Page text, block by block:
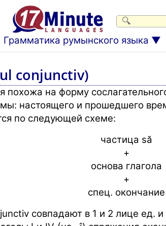
Грамматика румынского языка
conjunctiv)
похожа на форму
настоящего и прошедшего
по следующей схеме:
частица să
+
основа глагола
+
спец. окончание
совпадают в 1 и 2 лице ед.